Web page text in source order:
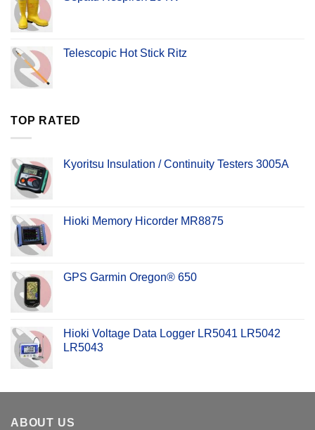
Telescopic Hot Stick Ritz
TOP RATED
Kyoritsu Insulation / Continuity Testers 3005A
Hioki Memory Hicorder MR8875
GPS Garmin Oregon® 650
Hioki Voltage Data Logger LR5041 LR5042
LR5043
ABOUT US